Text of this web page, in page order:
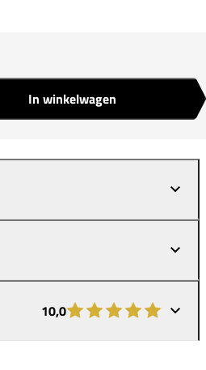
In winkelwagen
10,0